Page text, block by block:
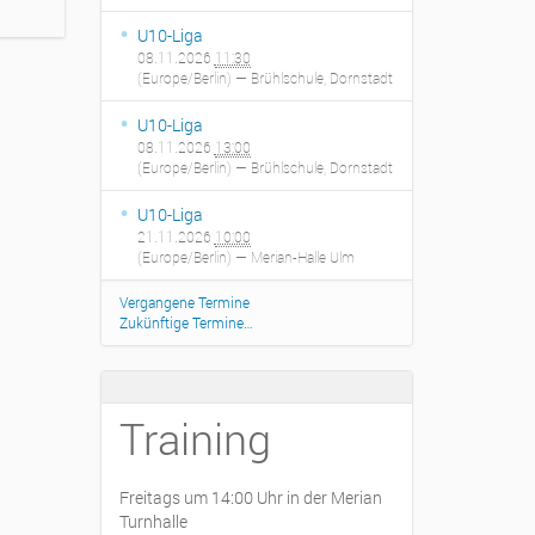
U10-Liga
08.11.2026 11:30
(Europe/Berlin) — Brühlschule, Dornstadt
U10-Liga
08.11.2026 13:00
(Europe/Berlin) — Brühlschule, Dornstadt
U10-Liga
21.11.2026 10:00
(Europe/Berlin) — Merian-Halle Ulm
Vergangene Termine
Zukünftige Termine…
Training
Freitags um 14:00 Uhr in der Merian
Turnhalle